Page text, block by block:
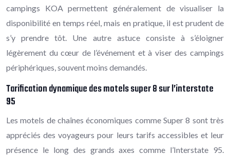
campings KOA permettent généralement de visualiser la
disponibilité en temps réel, mais en pratique, il est prudent de
s’y prendre tôt. Une autre astuce consiste à s’éloigner
légèrement du cœur de l’événement et à viser des campings
périphériques, souvent moins demandés.
Tarification dynamique des motels super 8 sur l’interstate
95
Les motels de chaînes économiques comme Super 8 sont très
appréciés des voyageurs pour leurs tarifs accessibles et leur
présence le long des grands axes comme l’Interstate 95.